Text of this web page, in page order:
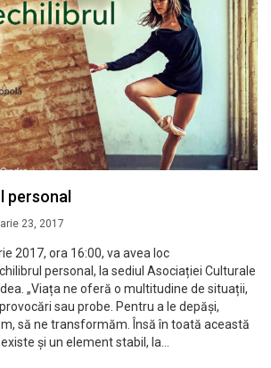
personal
23, 2017
2017, ora 16:00, va avea loc
personal, la sediul Asociației Culturale
„Viața ne oferă o multitudine de situații,
sau probe. Pentru a le depăși,
să ne transformăm. Însă în toată această
și un element stabil, la…